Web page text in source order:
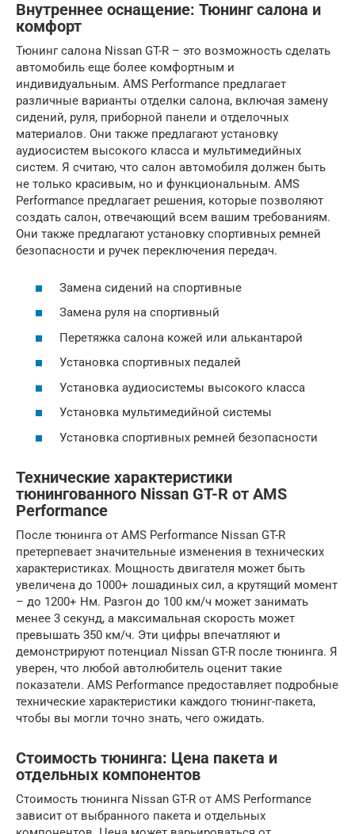
Внутреннее оснащение: Тюнинг салона и
комфорт
Тюнинг салона Nissan GT-R – это возможность сделать
автомобиль еще более комфортным и
индивидуальным. AMS Performance предлагает
различные варианты отделки салона, включая замену
сидений, руля, приборной панели и отделочных
материалов. Они также предлагают установку
аудиосистем высокого класса и мультимедийных
систем. Я считаю, что салон автомобиля должен быть
не только красивым, но и функциональным. AMS
Performance предлагает решения, которые позволяют
создать салон, отвечающий всем вашим требованиям.
Они также предлагают установку спортивных ремней
безопасности и ручек переключения передач.
Замена сидений на спортивные
Замена руля на спортивный
Перетяжка салона кожей или алькантарой
Установка спортивных педалей
Установка аудиосистемы высокого класса
Установка мультимедийной системы
Установка спортивных ремней безопасности
Технические характеристики
тюнингованного Nissan GT-R от AMS
Performance
После тюнинга от AMS Performance Nissan GT-R
претерпевает значительные изменения в технических
характеристиках. Мощность двигателя может быть
увеличена до 1000+ лошадиных сил, а крутящий момент
– до 1200+ Нм. Разгон до 100 км/ч может занимать
менее 3 секунд, а максимальная скорость может
превышать 350 км/ч. Эти цифры впечатляют и
демонстрируют потенциал Nissan GT-R после тюнинга. Я
уверен, что любой автолюбитель оценит такие
показатели. AMS Performance предоставляет подробные
технические характеристики каждого тюнинг-пакета,
чтобы вы могли точно знать, чего ожидать.
Стоимость тюнинга: Цена пакета и
отдельных компонентов
Стоимость тюнинга Nissan GT-R от AMS Performance
зависит от выбранного пакета и отдельных